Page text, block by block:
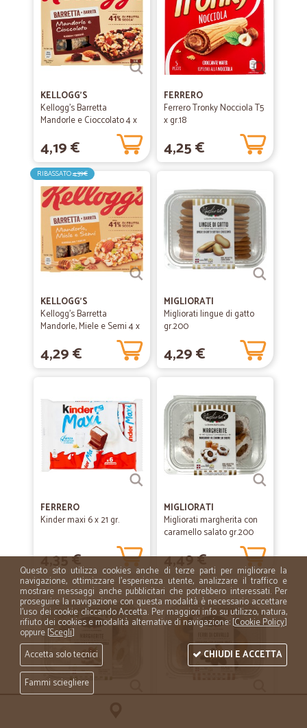
KELLOGG'S
Kellogg's Barretta
Mandorle e Cioccolato 4 x
4,19 €
FERRERO
Ferrero Tronky Nocciola T5
x gr.18
4,25 €
RIBASSATO4,39€
KELLOGG'S
Kellogg's Barretta
Mandorle, Miele e Semi 4 x
4,29 €
MIGLIORATI
Migliorati lingue di gatto
gr.200
4,29 €
FERRERO
Kinder maxi 6 x 21 gr.
4,35 €
MIGLIORATI
Migliorati margherita con
caramello salato gr.200
4,49 €
Questo sito utilizza cookies anche di terze parti per migliorare la
navigazione, ottimizzare l'esperienza utente, analizzare il traffico e
mostrare messaggi anche pubblicitari che potrebbero interessati. Per
proseguire la navigazione con questa modalità è necessario accettare
l'uso dei cookie cliccando Accetta. Per maggiori info su utilizzo, natura,
rifiuto dei cookies e modalità alternative di navigazione: [Cookie Policy]
oppure [Scegli]
Accetta solo tecnici
Fammi sciegliere
CHIUDI E ACCETTA